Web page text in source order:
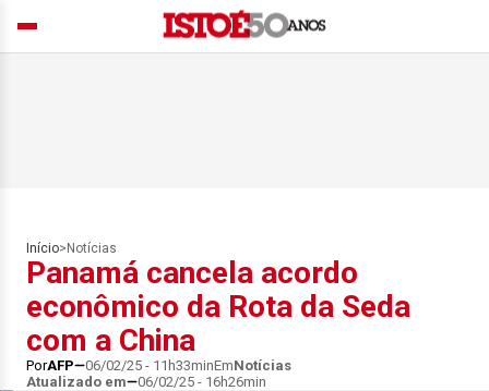
Início> Notícias
Panamá cancela acordo
econômico da Rota da Seda
com a China
PorAFP 06/02/25 - 11h33minEmNotícias
Atualizado em
06/02/25 - 16h26min